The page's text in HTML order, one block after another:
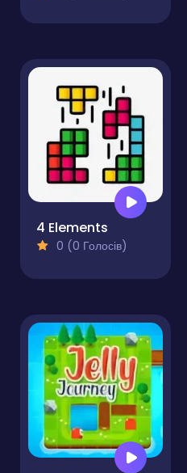
4 Elements
0 (0 Голосів)